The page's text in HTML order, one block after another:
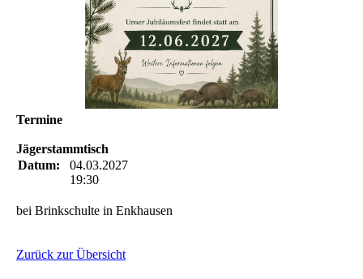
Termine
Jägerstammtisch
Datum:
04.03.2027
19:30
bei Brinkschulte in Enkhausen
Zurück zur Übersicht